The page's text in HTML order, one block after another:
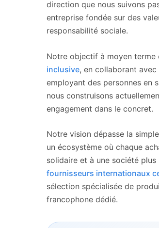
direction que nous suivons
entreprise fondée sur des
responsabilité sociale.
Notre objectif à moyen terme
inclusive, en collaborant
employant des personnes en
nous construisons
engagement dans le concret.
Notre vision dépasse la
un écosystème où chaque
solidaire et à une société plus
fournisseurs internationaux
sélection spécialisée de
francophone dédié.